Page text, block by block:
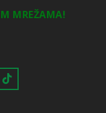
MREŽAMA!